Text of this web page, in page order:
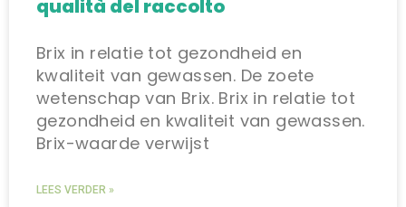
qualità del raccolto
Brix in relatie tot gezondheid en
kwaliteit van gewassen. De zoete
wetenschap van Brix. Brix in relatie tot
gezondheid en kwaliteit van gewassen.
Brix-waarde verwijst
LEES VERDER »